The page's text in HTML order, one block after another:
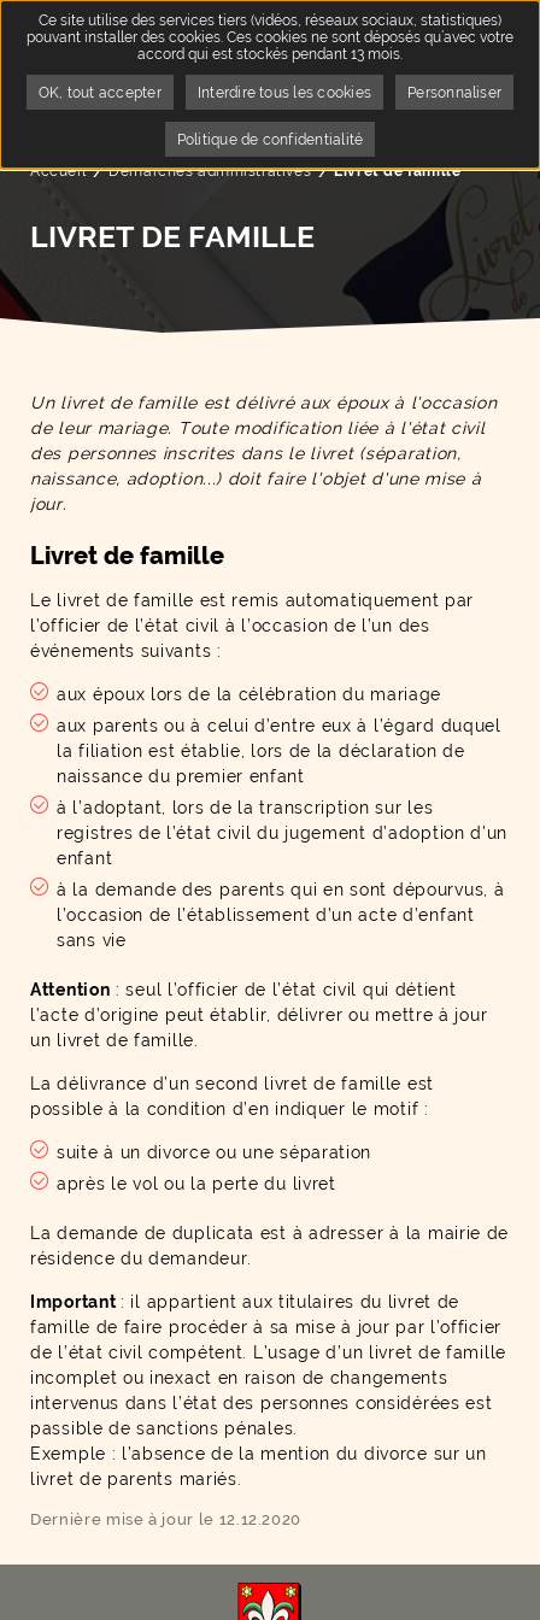
Accueil Démarches administratives Page active :
Livret de famille
LIVRET DE FAMILLE
Un livret de famille est délivré aux époux à l'occasion
de leur mariage. Toute modification liée à l'état civil
des personnes inscrites dans le livret (séparation,
naissance, adoption...) doit faire l'objet d'une mise à
jour.
Livret de famille
Le livret de famille est remis automatiquement par
l’officier de l’état civil à l’occasion de l’un des
événements suivants :
aux époux lors de la célébration du mariage
aux parents ou à celui d’entre eux à l’égard duquel
la filiation est établie, lors de la déclaration de
naissance du premier enfant
à l’adoptant, lors de la transcription sur les
registres de l’état civil du jugement d’adoption d’un
enfant
à la demande des parents qui en sont dépourvus, à
l’occasion de l’établissement d’un acte d’enfant
sans vie
Attention : seul l’officier de l’état civil qui détient
l’acte d’origine peut établir, délivrer ou mettre à jour
un livret de famille.
La délivrance d’un second livret de famille est
possible à la condition d’en indiquer le motif :
suite à un divorce ou une séparation
après le vol ou la perte du livret
La demande de duplicata est à adresser à la mairie de
résidence du demandeur.
Important : il appartient aux titulaires du livret de
famille de faire procéder à sa mise à jour par l’officier
de l’état civil compétent. L’usage d’un livret de famille
incomplet ou inexact en raison de changements
intervenus dans l’état des personnes considérées est
passible de sanctions pénales.
Exemple : l’absence de la mention du divorce sur un
livret de parents mariés.
Dernière mise à jour le 12.12.2020
Ce site utilise des services tiers (vidéos, réseaux sociaux, statistiques)
pouvant installer des cookies. Ces cookies ne sont déposés qu’avec votre
accord qui est stockés pendant 13 mois.
OK, tout accepter Interdire tous les cookies Personnaliser
Politique de confidentialité